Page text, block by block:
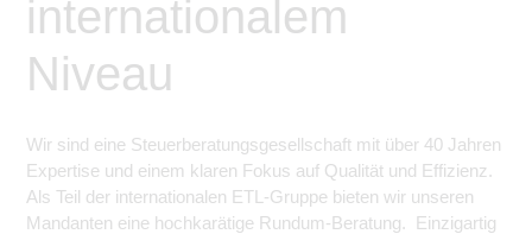
internationalem
Niveau
Wir sind eine Steuerberatungsgesellschaft mit über 40 Jahren
Expertise und einem klaren Fokus auf Qualität und Effizienz.
Als Teil der internationalen ETL-Gruppe bieten wir unseren
Mandanten eine hochkarätige Rundum-Beratung. Einzigartig